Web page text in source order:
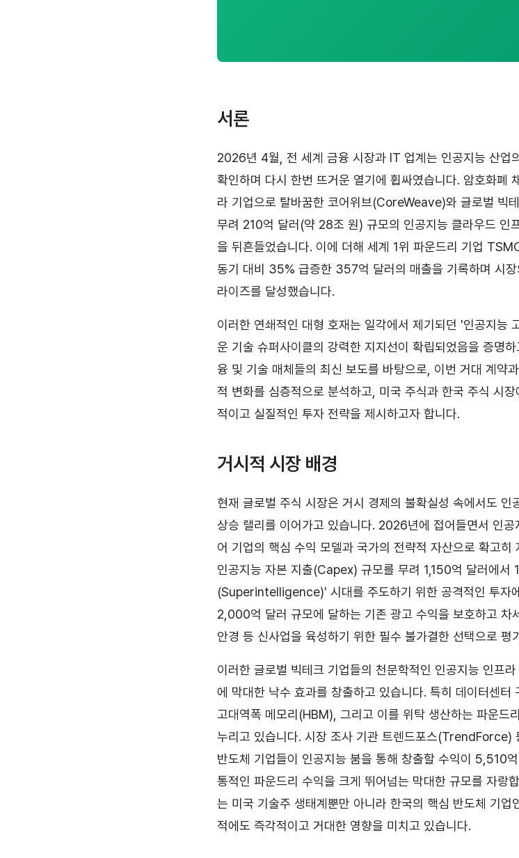
서론
2026년 4월, 전 세계 금융 시장과 IT 업계는 인공지능 산업
확인하며 다시 한번 뜨거운 열기에 휩싸였습니다. 암호화폐
라 기업으로 탈바꿈한 코어위브(CoreWeave)와 글로벌
무려 210억 달러(약 28조 원) 규모의 인공지능 클라우드 인
을 뒤흔들었습니다. 이에 더해 세계 1위 파운드리 기업
동기 대비 35% 급증한 357억 달러의 매출을 기록하며 시
라이즈를 달성했습니다.
이러한 연쇄적인 대형 호재는 일각에서 제기되던 '인공지능
운 기술 슈퍼사이클의 강력한 지지선이 확립되었음을 증명
융 및 기술 매체들의 최신 보도를 바탕으로, 이번 거대 계약
적 변화를 심층적으로 분석하고, 미국 주식과 한국 주식 시
적이고 실질적인 투자 전략을 제시하고자 합니다.
거시적 시장 배경
현재 글로벌 주식 시장은 거시 경제의 불확실성 속에서도
상승 랠리를 이어가고 있습니다. 2026년에 접어들면서 인
어 기업의 핵심 수익 모델과 국가의 전략적 자산으로 확고
인공지능 자본 지출(Capex) 규모를 무려 1,150억 달러에
(Superintelligence)' 시대를 주도하기 위한 공격적인 투자
2,000억 달러 규모에 달하는 기존 광고 수익을 보호하고 차
안경 등 신사업을 육성하기 위한 필수 불가결한 선택으로 평
이러한 글로벌 빅테크 기업들의 천문학적인 인공지능 인프
에 막대한 낙수 효과를 창출하고 있습니다. 특히 데이터센
고대역폭 메모리(HBM), 그리고 이를 위탁 생산하는 파운드
누리고 있습니다. 시장 조사 기관 트렌드포스(TrendForce)
반도체 기업들이 인공지능 붐을 통해 창출할 수익이 5,510
통적인 파운드리 수익을 크게 뛰어넘는 막대한 규모를 자랑
는 미국 기술주 생태계뿐만 아니라 한국의 핵심 반도체 기업
적에도 즉각적이고 거대한 영향을 미치고 있습니다.